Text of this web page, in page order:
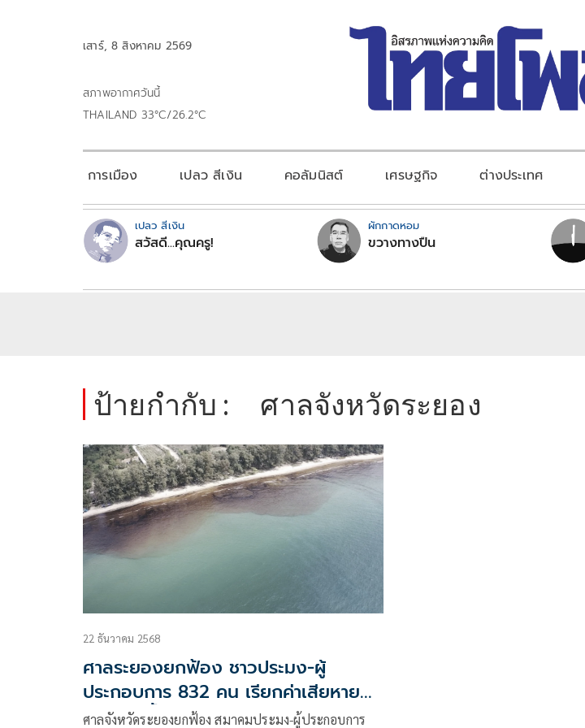
เสาร์, 8 สิงหาคม 2569
สภาพอากาศวันนี้
THAILAND 33°C/26.2°C
การเมือง เปลว สีเงิน คอลัมนิสต์ เศรษฐกิจ ต่างประเทศ
เปลว สีเงิน
สวัสดี...คุณครู!
ผักกาดหอม
ขวางทางปืน
ป้ายกำกับ : ศาลจังหวัดระยอง
22 ธันวาคม 2568
ศาลระยองยกฟ้อง ชาวประมง-ผู้
ประกอบการ 832 คน เรียกค่าเสียหาย
บริษัททำน้ำมันรั่วลงทะเล
ศาลจังหวัดระยองยกฟ้อง สมาคมประมง-ผู้ประกอบการ